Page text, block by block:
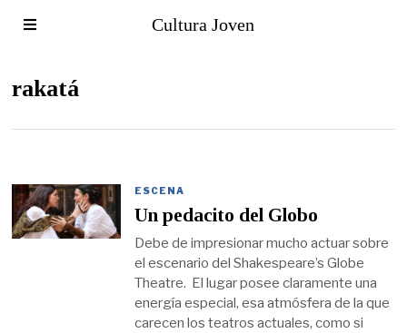
Cultura Joven
rakatá
ESCENA
Un pedacito del Globo
Debe de impresionar mucho actuar sobre
el escenario del Shakespeare’s Globe
Theatre. El lugar posee claramente una
energía especial, esa atmósfera de la que
carecen los teatros actuales, como si